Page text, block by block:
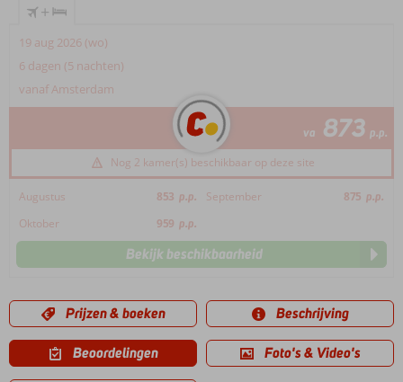
+
19 aug 2026 (wo)
6 dagen (5 nachten)
vanaf Amsterdam
va 873 p.p.
Nog 2 kamer(s) beschikbaar op deze site
Augustus 853 p.p. September 875 p.p.
Oktober
959 p.p.
Bekijk beschikbaarheid
Prijzen & boeken Beschrijving
Beoordelingen Foto's & Video's